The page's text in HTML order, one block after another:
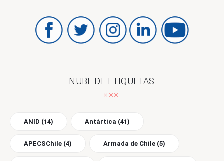
NUBE DE ETIQUETAS
ANID (14) Antártica (41)
APECSChile (4) Armada de Chile (5)